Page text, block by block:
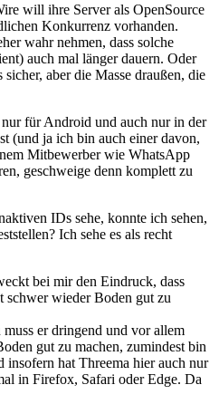
will ihre Server als OpenSource
Konkurrenz vorhanden.
wahr nehmen, dass solche
auch mal länger dauern. Oder
aber die Masse draußen, die
für Android und auch nur in der
(und ja ich bin auch einer davon,
Mitbewerber wie WhatsApp
geschweige denn komplett zu
IDs sehe, konnte ich sehen,
Ich sehe es als recht
bei mir den Eindruck, dass
schwer wieder Boden gut zu
er dringend und vor allem
gut zu machen, zumindest bin
hat Threema hier auch nur
in Firefox, Safari oder Edge. Da